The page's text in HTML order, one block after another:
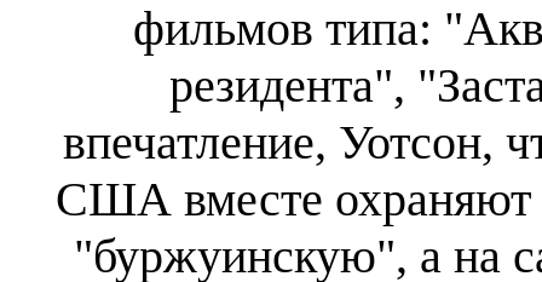
фильмов типа:
резидента",
впечатление, Уотсон,
США вместе охраняют
"буржуинскую", а на